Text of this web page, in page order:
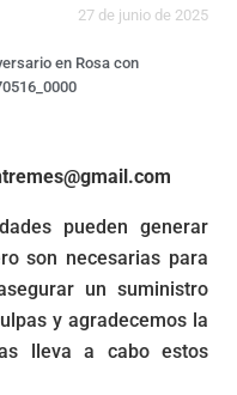
27 de junio de 2025
pueden generar
son necesarias para
un suministro
y agradecemos la
lleva a cabo estos